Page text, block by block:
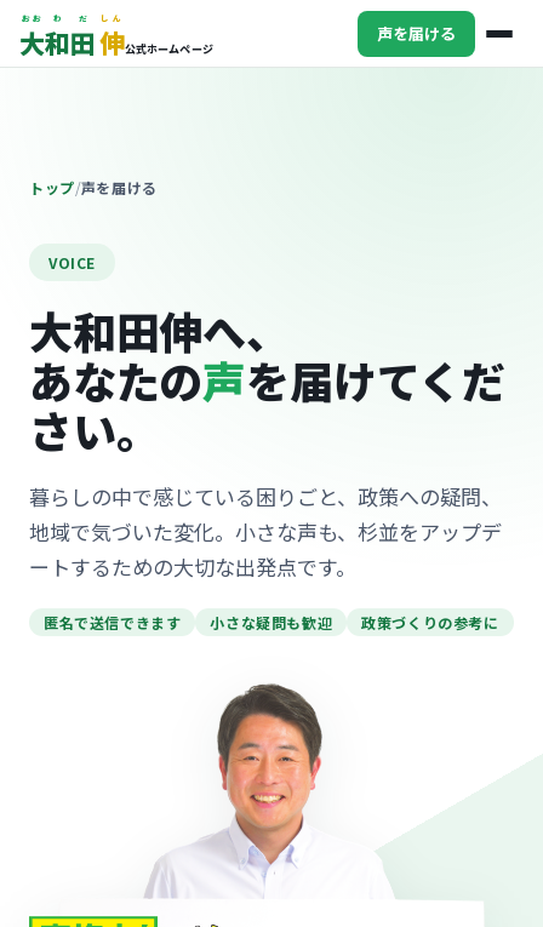
大
おお
和
わ
田
だ
伸
しん
公式ホームページ
声を届ける
トップ 声を届ける
VOICE
大和田伸へ、
あなたの声を届けてくだ
さい。
暮らしの中で感じている困りごと、政策への疑問、
地域で気づいた変化。小さな声も、杉並をアップデ
ートするための大切な出発点です。
匿名で送信できます 小さな疑問も歓迎 政策づくりの参考に